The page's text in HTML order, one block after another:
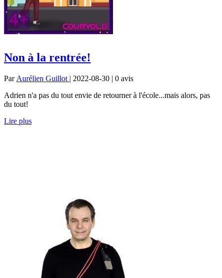
Non à la rentrée!
Par Aurélien Guillot | 2022-08-30 | 0 avis
Adrien n'a pas du tout envie de retourner à l'école...mais alors, pas
du tout!
Lire plus